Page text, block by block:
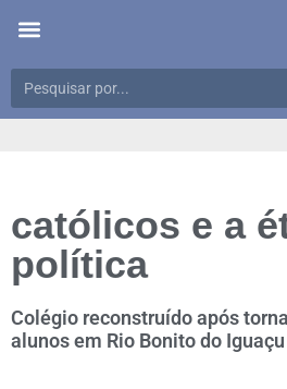
católicos e a
política
Colégio reconstruído após
alunos em Rio Bonito do Iguaçu